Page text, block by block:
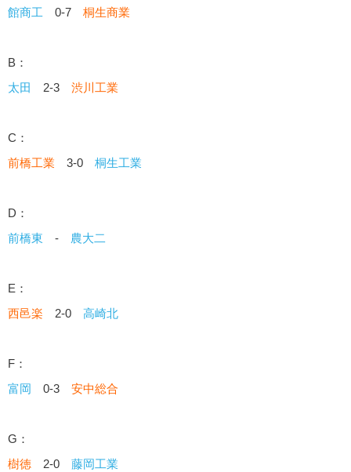
館商工 0-7 桐生商業
B：
太田
2-3 渋川工業
C：
前橋工業
3-0 桐生工業
D：
前橋東 - 農大二
E：
西邑楽 2-0 高崎北
F：
富岡 0-3 安中総合
G：
樹徳 2-0 藤岡工業